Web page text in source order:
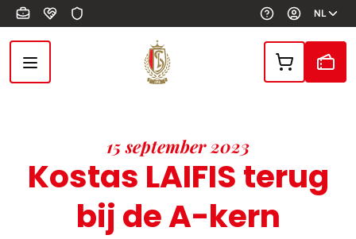
Overslaan en naar de inhoud gaan NL
15 september 2023
Kostas LAIFIS terug
bij de A-kern